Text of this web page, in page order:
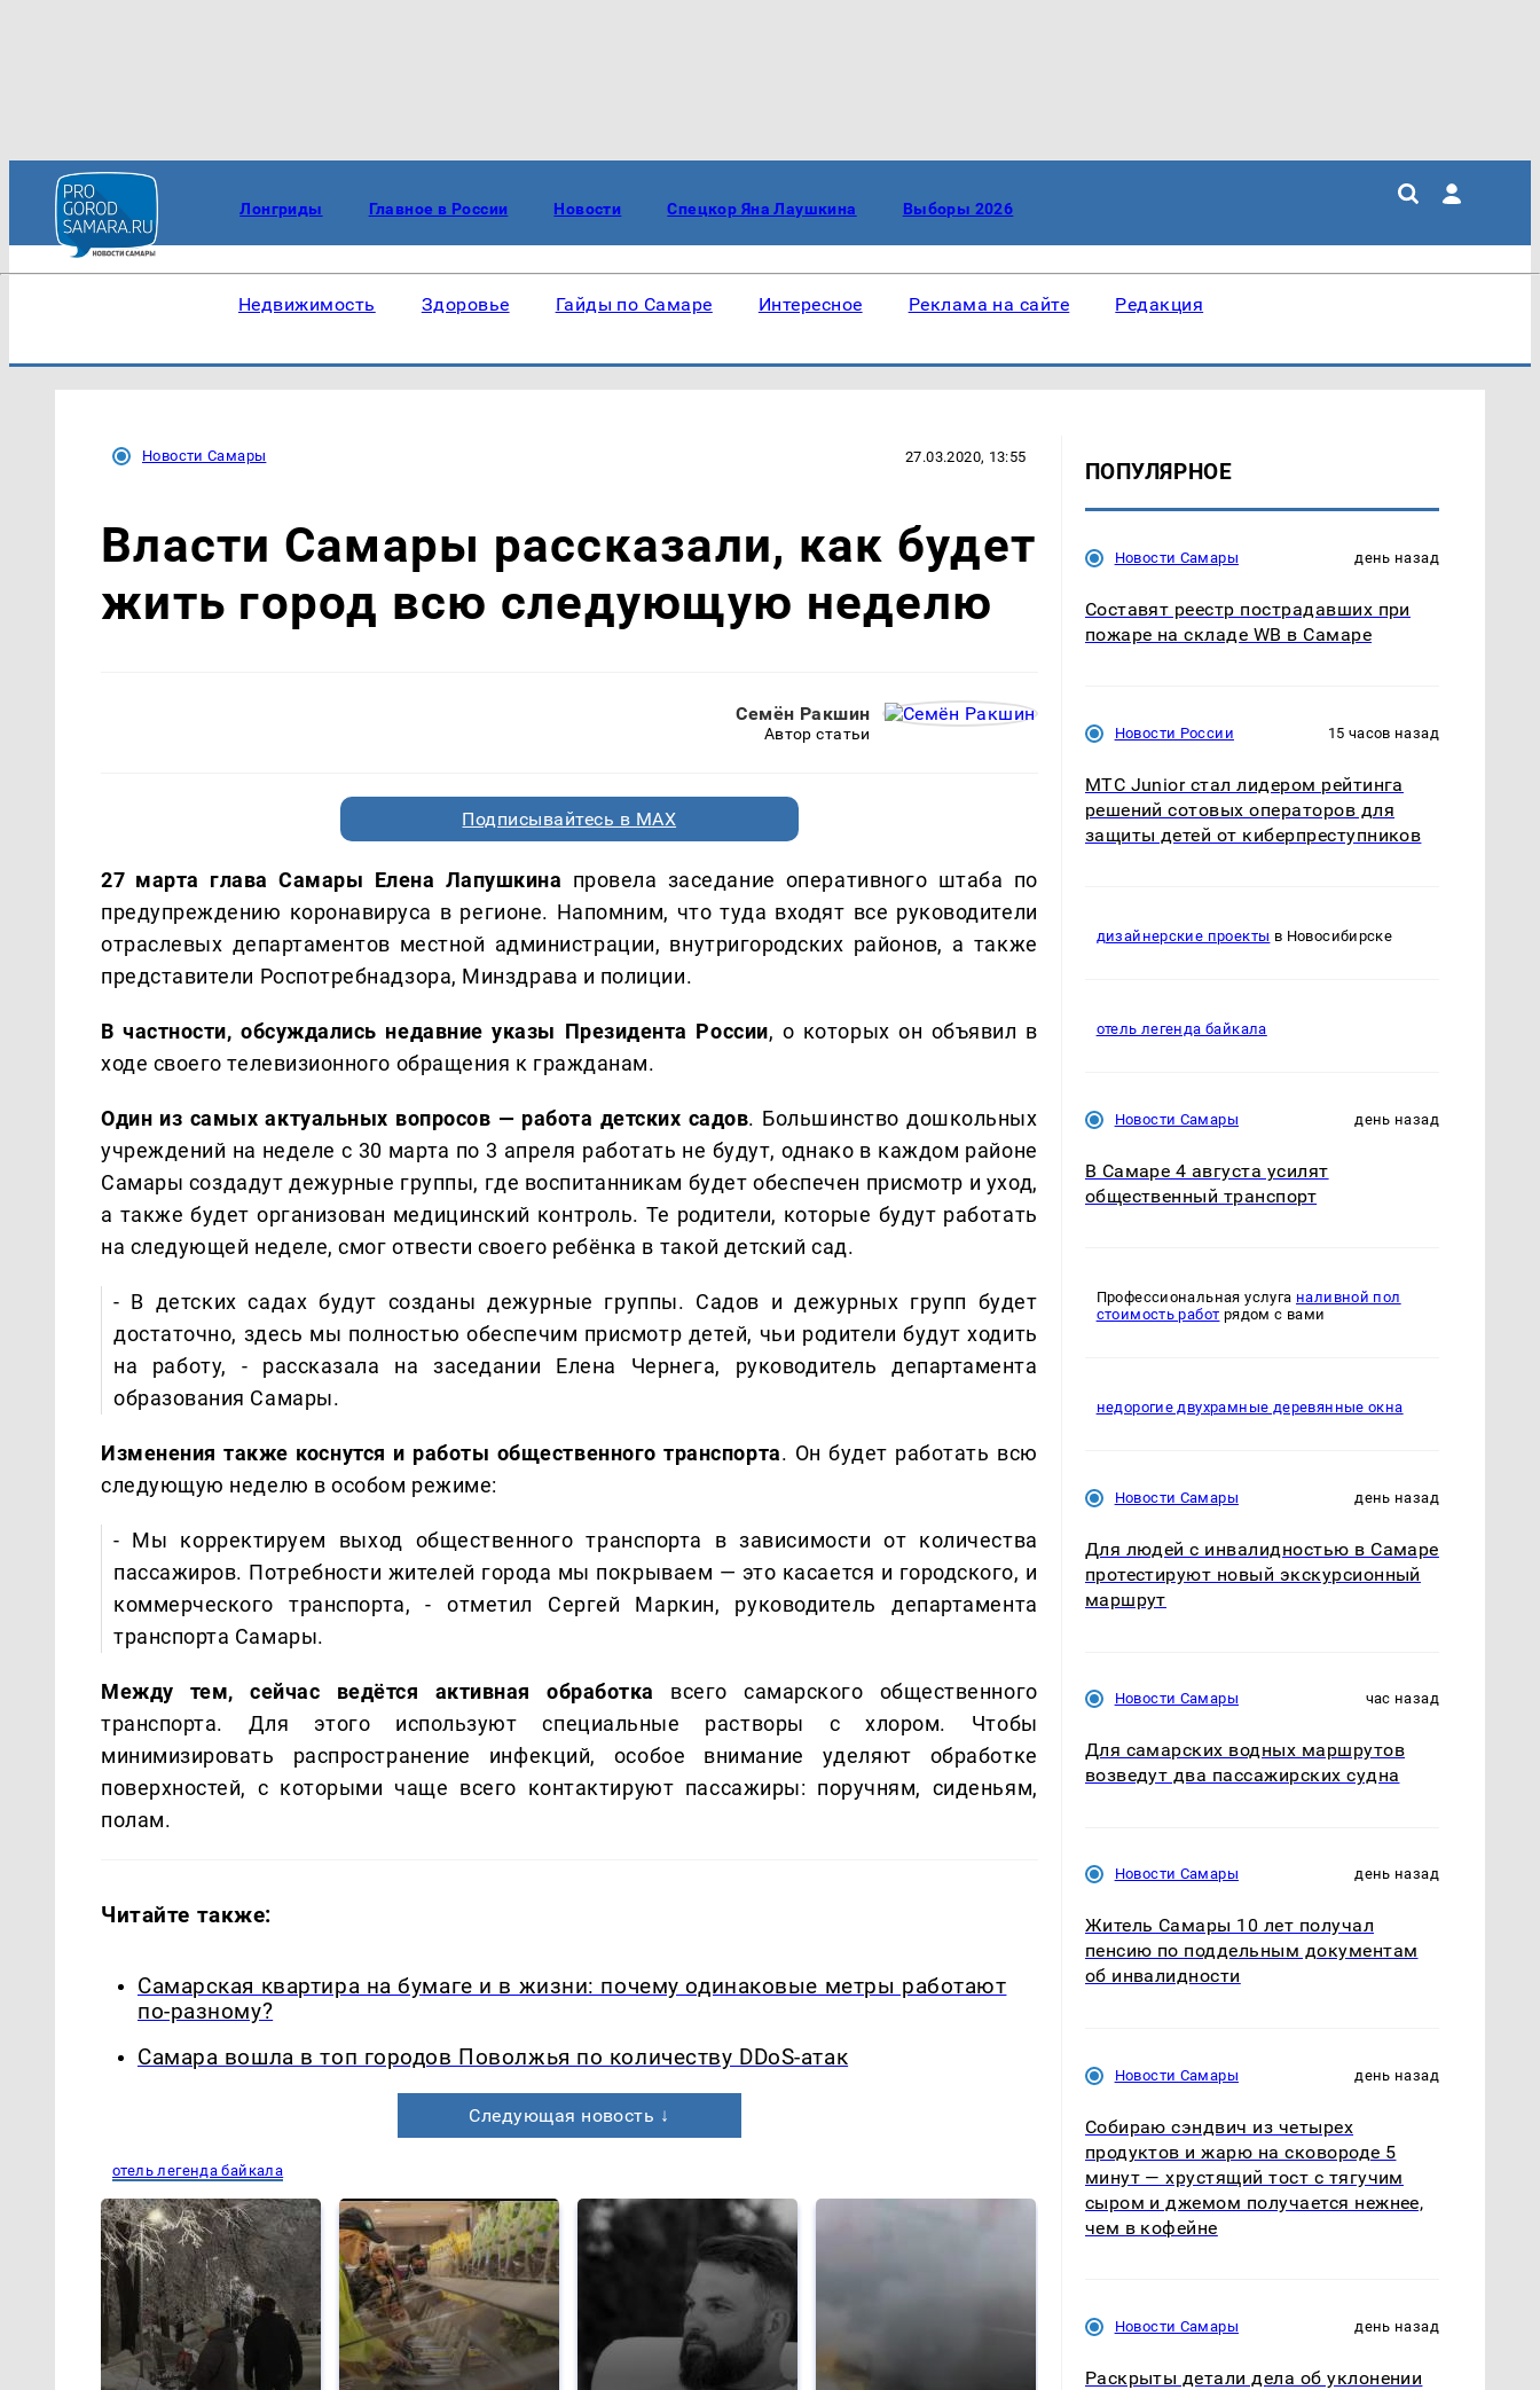
Лонгриды Главное в России Новости Спецкор Яна Лаушкина Выборы 2026
Недвижимость Здоровье Гайды по Самаре Интересное Реклама на сайте Редакция
Новости Самары 27.03.2020, 13:55
Власти Самары рассказали, как будет
жить город всю следующую неделю
Семён Ракшин
Автор статьи
Подписывайтесь в MAX
27 марта глава Самары Елена Лапушкина провела заседание оперативного штаба по
предупреждению коронавируса в регионе. Напомним, что туда входят все руководители
отраслевых департаментов местной администрации, внутригородских районов, а также
представители Роспотребнадзора, Минздрава и полиции.
В частности, обсуждались недавние указы Президента России, о которых он объявил в
ходе своего телевизионного обращения к гражданам.
Один из самых актуальных вопросов — работа детских садов. Большинство дошкольных
учреждений на неделе с 30 марта по 3 апреля работать не будут, однако в каждом районе
Самары создадут дежурные группы, где воспитанникам будет обеспечен присмотр и уход,
а также будет организован медицинский контроль. Те родители, которые будут работать
на следующей неделе, смог отвести своего ребёнка в такой детский сад.
- В детских садах будут созданы дежурные группы. Садов и дежурных групп будет
достаточно, здесь мы полностью обеспечим присмотр детей, чьи родители будут ходить
на работу, - рассказала на заседании Елена Чернега, руководитель департамента
образования Самары.
Изменения также коснутся и работы общественного транспорта. Он будет работать всю
следующую неделю в особом режиме:
- Мы корректируем выход общественного транспорта в зависимости от количества
пассажиров. Потребности жителей города мы покрываем — это касается и городского, и
коммерческого транспорта, - отметил Сергей Маркин, руководитель департамента
транспорта Самары.
Между тем, сейчас ведётся активная обработка всего самарского общественного
транспорта. Для этого используют специальные растворы с хлором. Чтобы
минимизировать распространение инфекций, особое внимание уделяют обработке
поверхностей, с которыми чаще всего контактируют пассажиры: поручням, сиденьям,
полам.
Читайте также:
Самарская квартира на бумаге и в жизни: почему одинаковые метры работают
по-разному?
Самара вошла в топ городов Поволжья по количеству DDoS-атак
Следующая новость ↓
отель легенда байкала
ПОПУЛЯРНОЕ
Новости Самары день назад
Составят реестр пострадавших при
пожаре на складе WB в Самаре
Новости России 15 часов назад
МТС Junior стал лидером рейтинга
решений сотовых операторов для
защиты детей от киберпреступников
дизайнерские проекты в Новосибирске
отель легенда байкала
Новости Самары день назад
В Самаре 4 августа усилят
общественный транспорт
Профессиональная услуга наливной пол
стоимость работ рядом с вами
недорогие двухрамные деревянные окна
Новости Самары день назад
Для людей с инвалидностью в Самаре
протестируют новый экскурсионный
маршрут
Новости Самары час назад
Для самарских водных маршрутов
возведут два пассажирских судна
Новости Самары день назад
Житель Самары 10 лет получал
пенсию по поддельным документам
об инвалидности
Новости Самары день назад
Собираю сэндвич из четырех
продуктов и жарю на сковороде 5
минут — хрустящий тост с тягучим
сыром и джемом получается нежнее,
чем в кофейне
Новости Самары день назад
Раскрыты детали дела об уклонении